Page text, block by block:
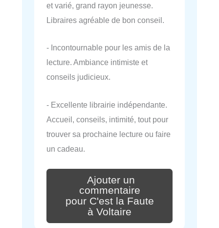
et varié, grand rayon jeunesse.
Libraires agréable de bon conseil.
- Incontournable pour les amis de la
lecture. Ambiance intimiste et
conseils judicieux.
- Excellente librairie indépendante.
Accueil, conseils, intimité, tout pour
trouver sa prochaine lecture ou faire
un cadeau.
Ajouter un
commentaire
pour C'est la Faute
à Voltaire